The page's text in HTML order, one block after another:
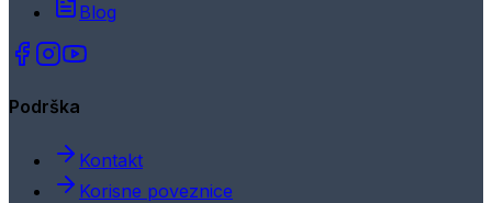
Blog
Podrška
Kontakt
Korisne poveznice